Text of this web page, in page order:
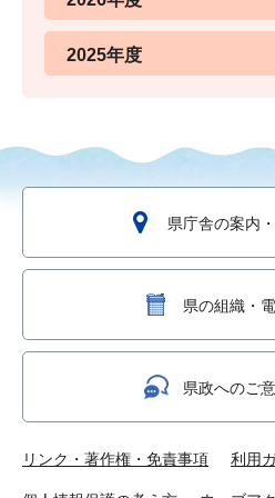
2025年度
県庁舎の案内
県の組織・
県政へのご
リンク・著作権・免責事項 利用